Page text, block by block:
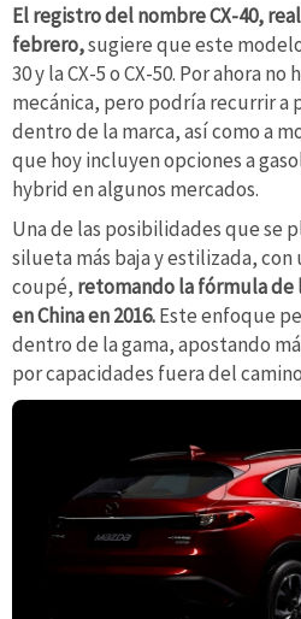
El registro del nombre CX-40,
febrero,sugiere que este
30 y la CX-5 o CX-50. Por ahora
mecánica, pero podría recurrir a
dentro de la marca, así como a
que hoy incluyen opciones a
hybrid en algunos mercados.
Una de las posibilidades que se
silueta más baja y estilizada,
coupé, retomando la fórmula de
en China en 2016.Este enfoque
dentro de la gama, apostando
por capacidades fuera del